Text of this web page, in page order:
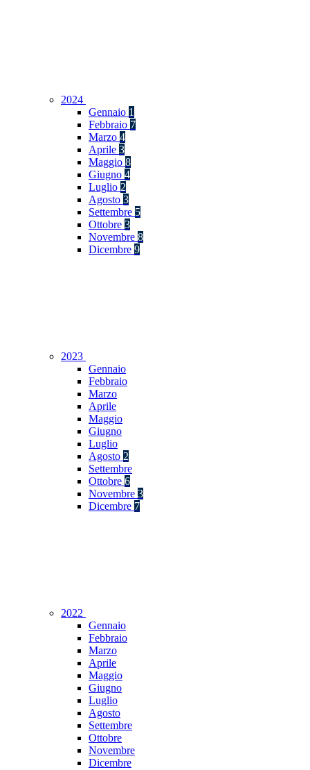
2024
Gennaio 1
Febbraio 7
Marzo 4
Aprile 3
Maggio 8
Giugno 4
Luglio 2
Agosto 3
Settembre 5
Ottobre 3
Novembre 8
Dicembre 9
2023
Gennaio
Febbraio
Marzo
Aprile
Maggio
Giugno
Luglio
Agosto 2
Settembre
Ottobre 6
Novembre 3
Dicembre 7
2022
Gennaio
Febbraio
Marzo
Aprile
Maggio
Giugno
Luglio
Agosto
Settembre
Ottobre
Novembre
Dicembre